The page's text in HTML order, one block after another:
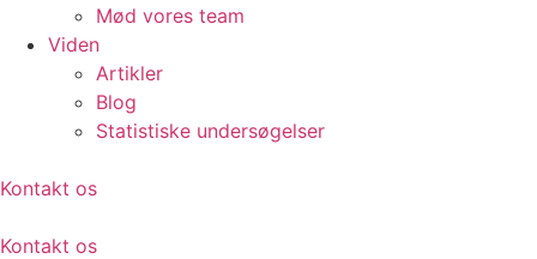
Mød vores team
Viden
Artikler
Blog
Statistiske undersøgelser
Kontakt os
Kontakt os